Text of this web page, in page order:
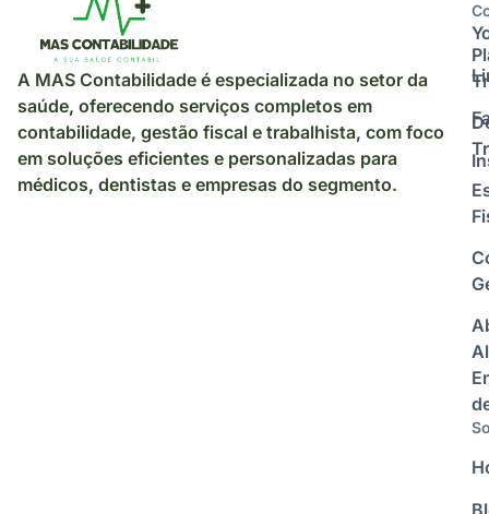
A MAS Contabilidade é especializada no setor da
saúde, oferecendo serviços completos em
contabilidade, gestão fiscal e trabalhista, com foco
em soluções eficientes e personalizadas para
médicos, dentistas e empresas do segmento.